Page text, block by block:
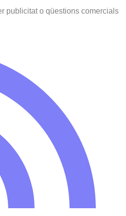
publicitat o qüestions comercials